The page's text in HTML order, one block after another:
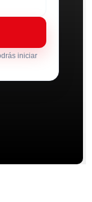
iniciar